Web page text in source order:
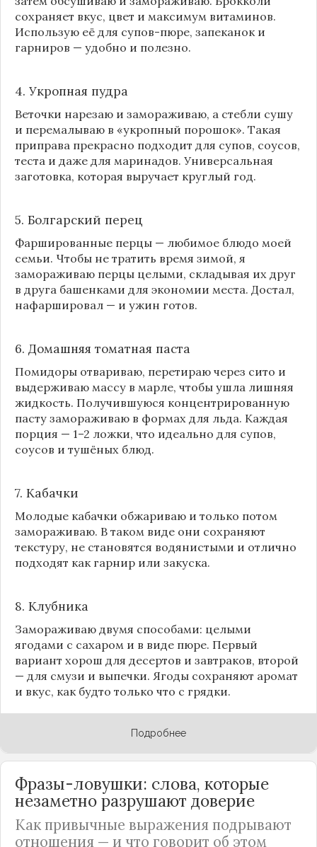
сохраняет вкус, цвет и максимум витаминов.
Использую её для супов-пюре, запеканок и
гарниров — удобно и полезно.
4. Укропная пудра
Веточки нарезаю и замораживаю, а стебли сушу
и перемалываю в «укропный порошок». Такая
приправа прекрасно подходит для супов, соусов,
теста и даже для маринадов. Универсальная
заготовка, которая выручает круглый год.
5. Болгарский перец
Фаршированные перцы — любимое блюдо моей
семьи. Чтобы не тратить время зимой, я
замораживаю перцы целыми, складывая их друг
в друга башенками для экономии места. Достал,
нафаршировал — и ужин готов.
6. Домашняя томатная паста
Помидоры отвариваю, перетираю через сито и
выдерживаю массу в марле, чтобы ушла лишняя
жидкость. Получившуюся концентрированную
пасту замораживаю в формах для льда. Каждая
порция — 1–2 ложки, что идеально для супов,
соусов и тушёных блюд.
7. Кабачки
Молодые кабачки обжариваю и только потом
замораживаю. В таком виде они сохраняют
текстуру, не становятся водянистыми и отлично
подходят как гарнир или закуска.
8. Клубника
Замораживаю двумя способами: целыми
ягодами с сахаром и в виде пюре. Первый
вариант хорош для десертов и завтраков, второй
— для смузи и выпечки. Ягоды сохраняют аромат
и вкус, как будто только что с грядки.
Подробнее
Фразы-ловушки: слова, которые
незаметно разрушают доверие
Как привычные выражения подрывают
отношения — и что говорит об этом